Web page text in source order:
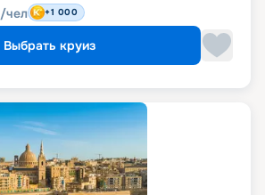
/чел +1 000
Выбрать круиз